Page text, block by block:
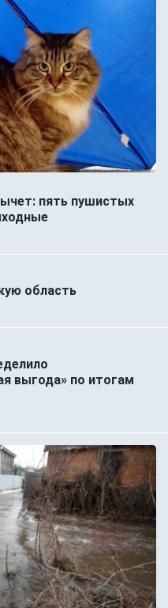
пять пушистых
область
выгода» по итогам